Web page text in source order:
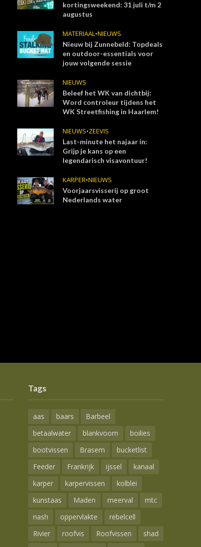
kortingsweekend: 31 juli t/m 2
augustus
MATERIAAL•NIEUWS
Nieuw bij Zunnebeld: Topdeals
en outdoor-essentials voor
jouw volgende sessie
NIEUWS
Beleef het WK van dichtbij:
Word controleur tijdens het
WK Streetfishing in Haarlem!
NIEUWS•ZEEVIS
Last-minute het najaar in:
Grijp je kans op een
legendarisch visavontuur!
KARPER•NIEUWS
Voorjaarsvisserij op groot
Nederlands water
Tags
aas baars
Barbeel
betaalwater
blankvoorn
boilies
bootvissen
Brasem
bucketlist
Feeder
Frankrijk ijssel
kanaal
karper
karpervissen
kolblei
kunstaas
Maden meerval
mtc
nash
oppervlakte
rebelcell
Rivier
roofvis Roofvissen
shad